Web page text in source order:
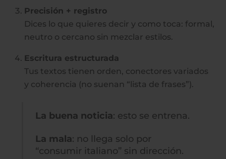
Precisión + registro
Dices lo que quieres decir y como toca: formal,
neutro o cercano sin mezclar estilos.
Escritura estructurada
Tus textos tienen orden, conectores variados
y coherencia (no suenan “lista de frases”).
La buena noticia: esto se entrena.
La mala: no llega solo por
“consumir italiano” sin dirección.